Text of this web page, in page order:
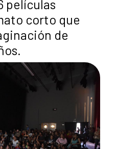
películas
corto que
de